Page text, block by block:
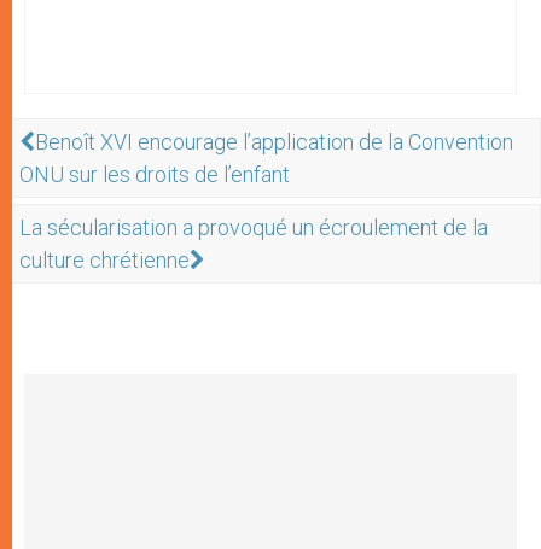
Benoît XVI encourage l’application de la Convention
ONU sur les droits de l’enfant
La sécularisation a provoqué un écroulement de la
culture chrétienne